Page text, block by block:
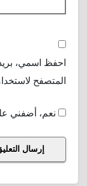
احفظ اسمي،
المتصفح
نعم، أضفني